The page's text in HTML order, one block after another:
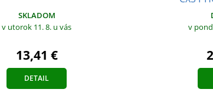
SKLADOM
v utorok 11. 8. u vás
13,41 €
DETAIL
v